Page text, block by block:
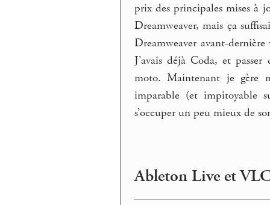
prix des principales mises à
Dreamweaver, mais ça
Dreamweaver avant-
J’avais déjà Coda, et
moto. Maintenant je gère
imparable (et impitoyable
s’occuper un peu mieux de
Ableton Live et